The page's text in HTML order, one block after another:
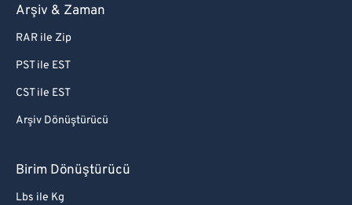
Arşiv & Zaman
RAR ile Zip
PST ile EST
CST ile EST
Arşiv Dönüştürücü
Birim Dönüştürücü
Lbs ile Kg